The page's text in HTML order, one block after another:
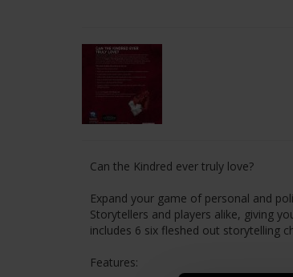
Can the Kindred ever truly love?
Expand your game of personal and
Storytellers and players alike, giving
includes 6 six fleshed out storytelling
Features: